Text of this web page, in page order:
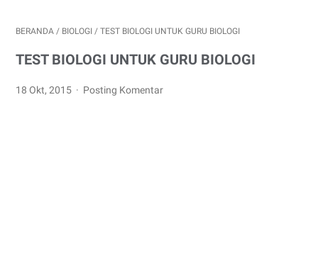
BERANDA / BIOLOGI / TEST BIOLOGI UNTUK GURU BIOLOGI
TEST BIOLOGI UNTUK GURU BIOLOGI
18 Okt, 2015 Posting Komentar